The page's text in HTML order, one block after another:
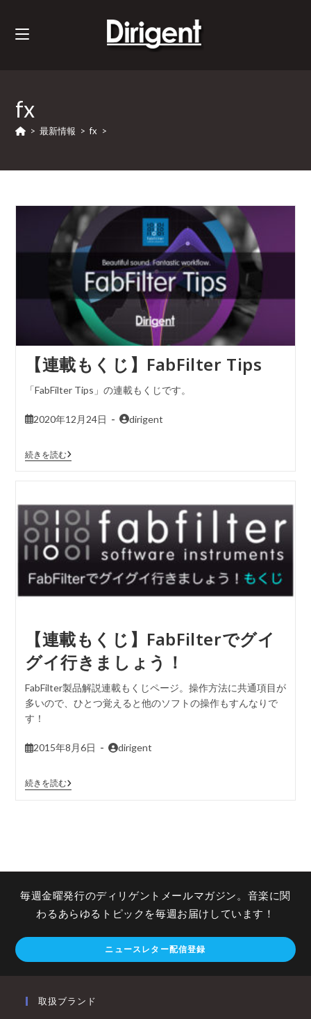
fx
> 最新情報 > fx >
【連載もくじ】FabFilter Tips
「FabFilter Tips」の連載もくじです。
2020年12月24日 dirigent
続きを読む
【連載もくじ】FabFilterでグイ
グイ行きましょう！
FabFilter製品解説連載もくじページ。操作方法に共通項目が
多いので、ひとつ覚えると他のソフトの操作もすんなりで
す！
2015年8月6日 dirigent
続きを読む
毎週金曜発行のディリゲントメールマガジン。音楽に関
わるあらゆるトピックを毎週お届けしています！
ニュースレター配信登録
取扱ブランド